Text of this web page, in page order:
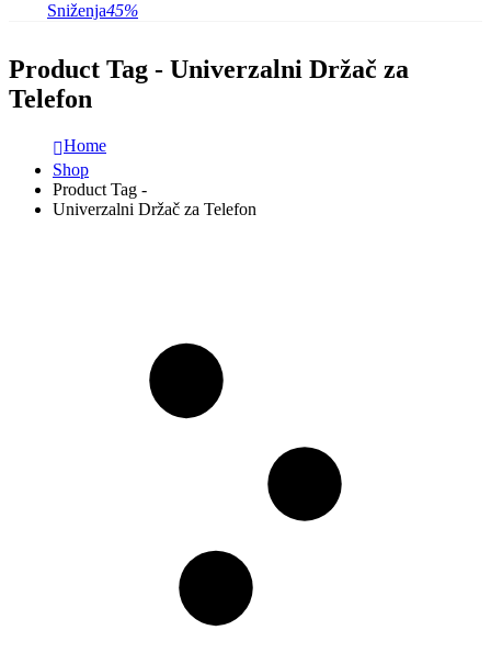
Sniženja45%
Product Tag - Univerzalni Držač za
Telefon
Home
Shop
Product Tag -
Univerzalni Držač za Telefon